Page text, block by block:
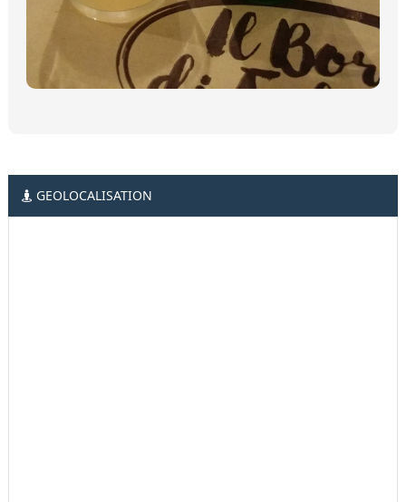
GEOLOCALISATION